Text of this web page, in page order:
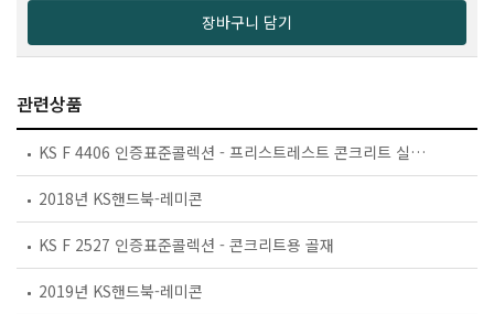
장바구니 담기
관련상품
KS F 4406 인증표준콜렉션 - 프리스트레스트 콘크리트 실린더 관
2018년 KS핸드북-레미콘
KS F 2527 인증표준콜렉션 - 콘크리트용 골재
2019년 KS핸드북-레미콘